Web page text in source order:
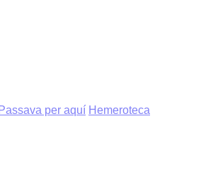
Passava per aquí Hemeroteca